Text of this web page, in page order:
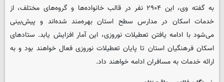
به گفته وی، این ۲۹۰۴ نفر در قالب خانواده‌ها و گروه‌های مختلف، از
خدمات اسکان در مدارس سطح استان بهره‌مند شده‌اند و پیش‌بینی
می‌شود با ادامه یافتن تعطیلات نوروزی، این آمار افزایش یابد. ستادهای
اسکان فرهنگیان استان تا پایان تعطیلات نوروزی فعال خواهند بود و به
ارائه خدمات به مسافران ادامه خواهند داد.